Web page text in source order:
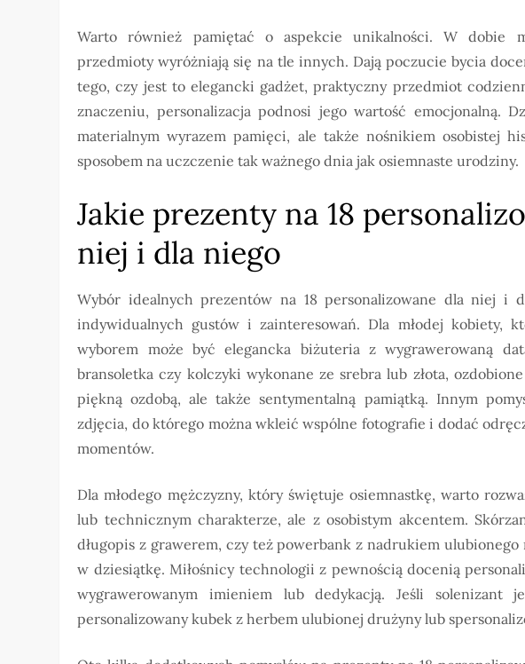
Warto również pamiętać o aspekcie unikalności. W dobie
przedmioty wyróżniają się na tle innych. Dają poczucie bycia
tego, czy jest to elegancki gadżet, praktyczny przedmiot
znaczeniu, personalizacja podnosi jego wartość emocjonalną.
materialnym wyrazem pamięci, ale także nośnikiem osobistej
sposobem na uczczenie tak ważnego dnia jak osiemnaste urodziny.
Jakie prezenty na 18
niej i dla niego
Wybór idealnych prezentów na 18 personalizowane dla niej i
indywidualnych gustów i zainteresowań. Dla młodej kobiety,
wyborem może być elegancka biżuteria z wygrawerowaną
bransoletka czy kolczyki wykonane ze srebra lub złota,
piękną ozdobą, ale także sentymentalną pamiątką. Innym
zdjęcia, do którego można wkleić wspólne fotografie i dodać
momentów.
Dla młodego mężczyzny, który świętuje osiemnastkę, warto
lub technicznym charakterze, ale z osobistym akcentem.
długopis z grawerem, czy też powerbank z nadrukiem
w dziesiątkę. Miłośnicy technologii z pewnością docenią
wygrawerowanym imieniem lub dedykacją. Jeśli solenizant
personalizowany kubek z herbem ulubionej drużyny lub